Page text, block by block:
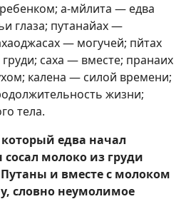
а-мйлита — едва
глаза; путанайах —
— могучей; пйтах
саха — вместе; пранаих
калена — силой времени;
жизни;
тела.
едва начал
молоко из груди
и вместе с молоком
словно неумолимое